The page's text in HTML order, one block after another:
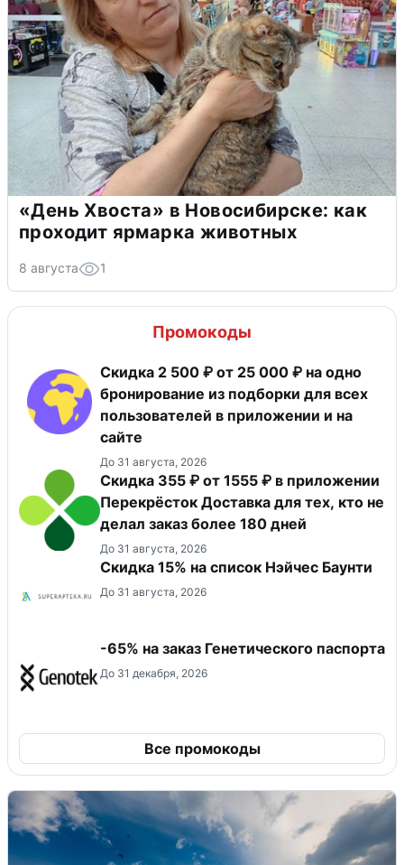
«День Хвоста» в Новосибирске: как
проходит ярмарка животных
8 августа 1
Промокоды
Скидка 2 500 ₽ от 25 000 ₽ на одно
бронирование из подборки для всех
пользователей в приложении и на
сайте
До 31 августа, 2026
Скидка 355 ₽ от 1555 ₽ в приложении
Перекрёсток Доставка для тех, кто не
делал заказ более 180 дней
До 31 августа, 2026
Скидка 15% на список Нэйчес Баунти
До 31 августа, 2026
-65% на заказ Генетического паспорта
До 31 декабря, 2026
Все промокоды